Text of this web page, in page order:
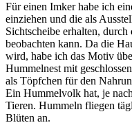
Für einen Imker habe ich
einziehen und die als
Sichtscheibe erhalten,
beobachten kann. Da die
wird, habe ich das Motiv
Hummelnest mit
als Töpfchen für den
Ein Hummelvolk hat, je
Tieren. Hummeln fliegen
Blüten an.